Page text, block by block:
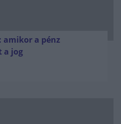
amikor a pénz
a jog